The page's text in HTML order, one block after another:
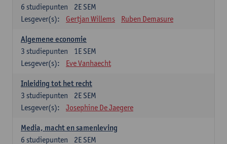
2E SEM
6 studiepunten
Lesgever(s):
Gertjan Willems Ruben Demasure
Algemene economie
1E SEM
3 studiepunten
Lesgever(s):
Eve Vanhaecht
Inleiding tot het recht
2E SEM
3 studiepunten
Lesgever(s):
Josephine De Jaegere
Media, macht en samenleving
2E SEM
6 studiepunten